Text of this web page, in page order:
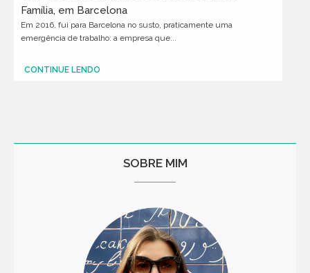
Família, em Barcelona
Em 2016, fui para Barcelona no susto, praticamente uma
emergência de trabalho: a empresa que...
CONTINUE LENDO
SOBRE MIM